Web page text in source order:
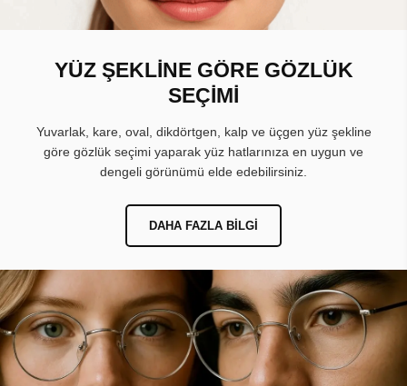
YÜZ ŞEKLİNE GÖRE GÖZLÜK
SEÇİMİ
Yuvarlak, kare, oval, dikdörtgen, kalp ve üçgen yüz şekline
göre gözlük seçimi yaparak yüz hatlarınıza en uygun ve
dengeli görünümü elde edebilirsiniz.
DAHA FAZLA BILGI